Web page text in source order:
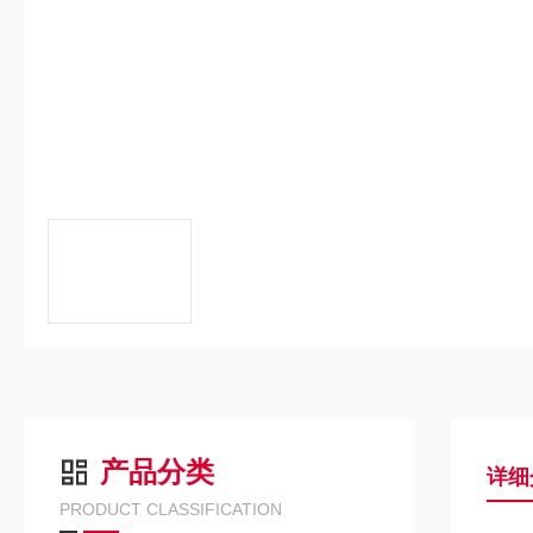
产品分类
PRODUCT CLASSIFICATION
详